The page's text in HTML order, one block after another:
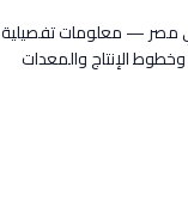
مصر — معلومات تفصيلية
الإنتاج والمعدات